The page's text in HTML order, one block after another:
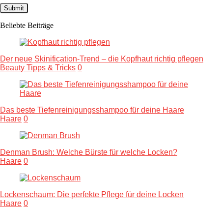
Beliebte Beiträge
Der neue Skinification-Trend – die Kopfhaut richtig pflegen
Beauty Tipps & Tricks 0
Das beste Tiefenreinigungsshampoo für deine Haare
Haare 0
Denman Brush: Welche Bürste für welche Locken?
Haare 0
Lockenschaum: Die perfekte Pflege für deine Locken
Haare 0